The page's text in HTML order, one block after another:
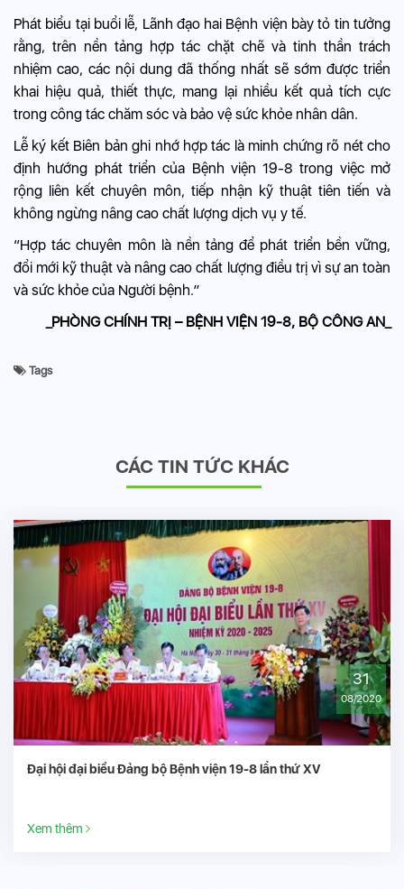
Phát biểu tại buổi lễ, Lãnh đạo hai Bệnh viện bày tỏ tin tưởng
rằng, trên nền tảng hợp tác chặt chẽ và tinh thần trách
nhiệm cao, các nội dung đã thống nhất sẽ sớm được triển
khai hiệu quả, thiết thực, mang lại nhiều kết quả tích cực
trong công tác chăm sóc và bảo vệ sức khỏe nhân dân.
Lễ ký kết Biên bản ghi nhớ hợp tác là minh chứng rõ nét cho
định hướng phát triển của Bệnh viện 19-8 trong việc mở
rộng liên kết chuyên môn, tiếp nhận kỹ thuật tiên tiến và
không ngừng nâng cao chất lượng dịch vụ y tế.
“Hợp tác chuyên môn là nền tảng để phát triển bền vững,
đổi mới kỹ thuật và nâng cao chất lượng điều trị vì sự an toàn
và sức khỏe của Người bệnh.”
_PHÒNG CHÍNH TRỊ – BỆNH VIỆN 19-8, BỘ CÔNG AN_
Tags
CÁC TIN TỨC KHÁC
31
08/2020
Đại hội đại biểu Đảng bộ Bệnh viện 19-8 lần thứ XV
Xem thêm